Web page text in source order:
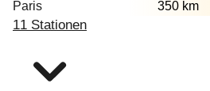
Paris 350 km
11 Stationen